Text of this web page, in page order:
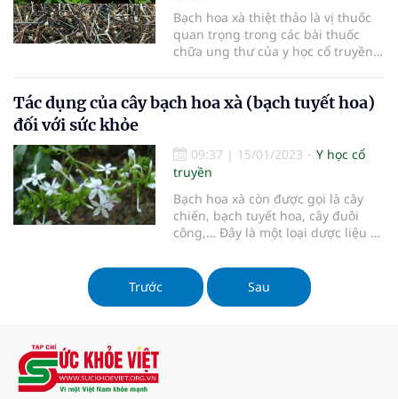
Bạch hoa xà thiệt thảo là vị thuốc
quan trọng trong các bài thuốc
chữa ung thư của y học cổ truyền
ung thư trực tràng, ức chế một số
Tác dụng của cây bạch hoa xà (bạch tuyết hoa)
đối với sức khỏe
09:37 | 15/01/2023
Y học cổ
truyền
Bạch hoa xà còn được gọi là cây
chiến, bạch tuyết hoa, cây đuôi
công,… Đây là một loại dược liệu có
ngoài da. Bên cạnh đó, bạch hoa
xà còn được dân gian chế biến
thành một số bài thuốc điều trị
Trước Sau